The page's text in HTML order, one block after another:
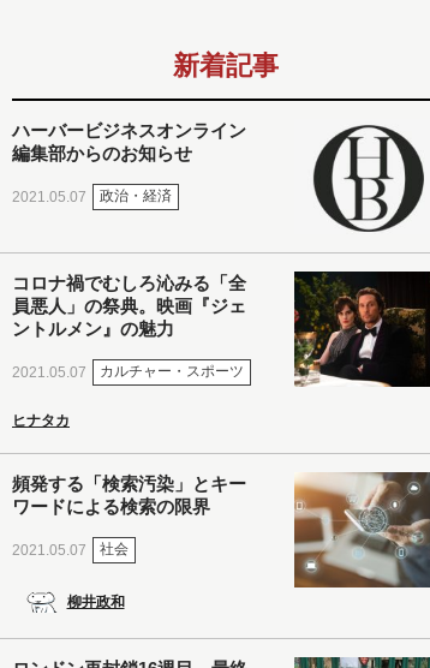
新着記事
ハーバービジネスオンライン
編集部からのお知らせ
2021.05.07 政治・経済
コロナ禍でむしろ沁みる「全
員悪人」の祭典。映画『ジェ
ントルメン』の魅力
2021.05.07 カルチャー・スポーツ
ヒナタカ
頻発する「検索汚染」とキー
ワードによる検索の限界
2021.05.07 社会
柳井政和